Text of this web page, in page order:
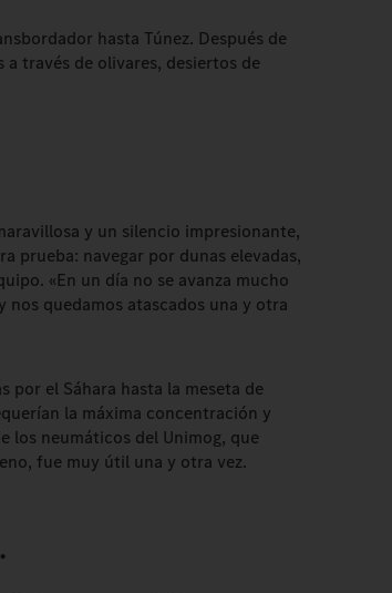
hasta Túnez. Después de
a través de olivares, desiertos de
y un silencio impresionante,
prueba: navegar por dunas elevadas,
«En un día no se avanza mucho
quedamos atascados una y otra
el Sáhara hasta la meseta de
la máxima concentración y
los neumáticos del Unimog, que
fue muy útil una y otra vez.